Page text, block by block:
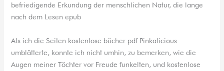
befriedigende Erkundung der menschlichen Natur, die lange
nach dem Lesen epub
Als ich die Seiten kostenlose bücher pdf Pinkalicious
umblätterte, konnte ich nicht umhin, zu bemerken, wie die
Augen meiner Töchter vor Freude funkelten, und kostenlose